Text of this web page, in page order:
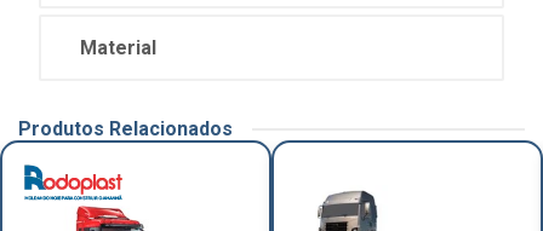
Material
Produtos Relacionados